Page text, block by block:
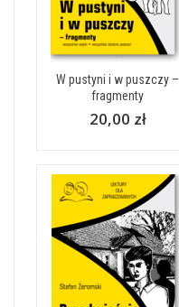
W pustyni i w puszczy –
fragmenty
20,00 zł